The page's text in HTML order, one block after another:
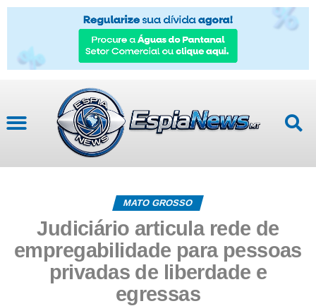
MATO GROSSO
Judiciário articula rede de
empregabilidade para pessoas
privadas de liberdade e
egressas